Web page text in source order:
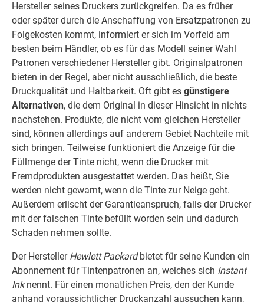
Hersteller seines Druckers zurückgreifen. Da es früher
oder später durch die Anschaffung von Ersatzpatronen zu
Folgekosten kommt, informiert er sich im Vorfeld am
besten beim Händler, ob es für das Modell seiner Wahl
Patronen verschiedener Hersteller gibt. Originalpatronen
bieten in der Regel, aber nicht ausschließlich, die beste
Druckqualität und Haltbarkeit. Oft gibt es günstigere
Alternativen, die dem Original in dieser Hinsicht in nichts
nachstehen. Produkte, die nicht vom gleichen Hersteller
sind, können allerdings auf anderem Gebiet Nachteile mit
sich bringen. Teilweise funktioniert die Anzeige für die
Füllmenge der Tinte nicht, wenn die Drucker mit
Fremdprodukten ausgestattet werden. Das heißt, Sie
werden nicht gewarnt, wenn die Tinte zur Neige geht.
Außerdem erlischt der Garantieanspruch, falls der Drucker
mit der falschen Tinte befüllt worden sein und dadurch
Schaden nehmen sollte.
Der Hersteller Hewlett Packardbietet für seine Kunden ein
Abonnement für Tintenpatronen an, welches sich Instant
Inknennt. Für einen monatlichen Preis, den der Kunde
anhand voraussichtlicher Druckanzahl aussuchen kann,